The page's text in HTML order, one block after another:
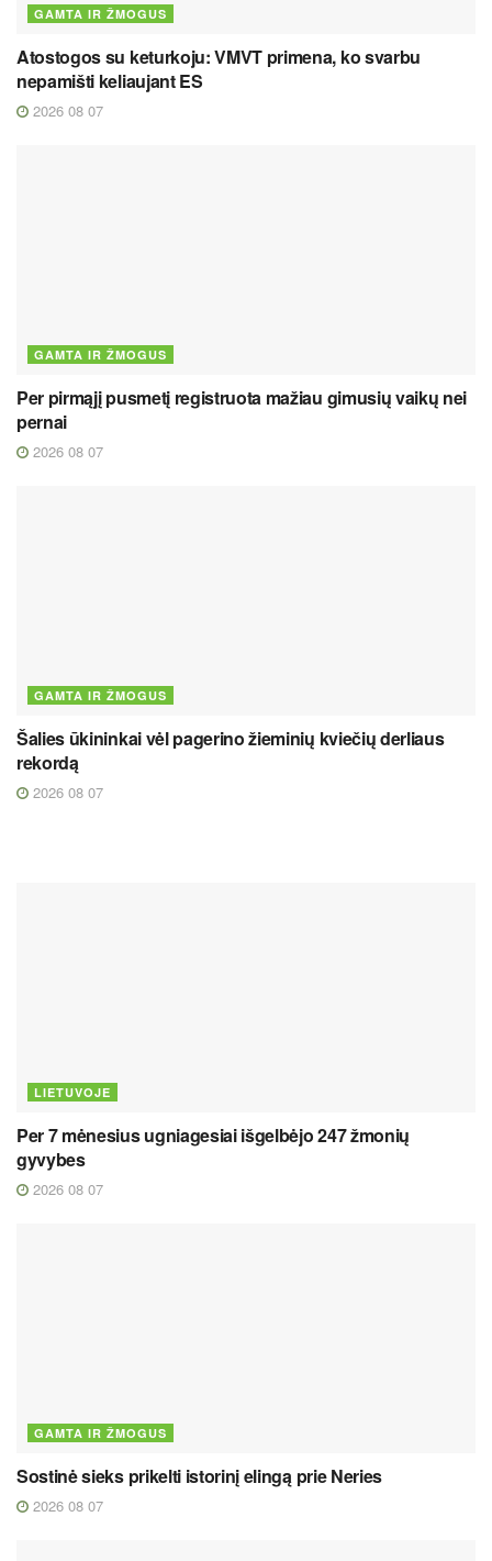
GAMTA IR ŽMOGUS
Atostogos su keturkoju: VMVT primena, ko svarbu
nepamišti keliaujant ES
2026 08 07
GAMTA IR ŽMOGUS
Per pirmąjį pusmetį registruota mažiau gimusių vaikų nei
pernai
2026 08 07
GAMTA IR ŽMOGUS
Šalies ūkininkai vėl pagerino žieminių kviečių derliaus
rekordą
2026 08 07
LIETUVOJE
Per 7 mėnesius ugniagesiai išgelbėjo 247 žmonių
gyvybes
2026 08 07
GAMTA IR ŽMOGUS
Sostinė sieks prikelti istorinį elingą prie Neries
2026 08 07